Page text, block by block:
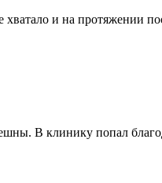
и на протяжении
В клинику попал